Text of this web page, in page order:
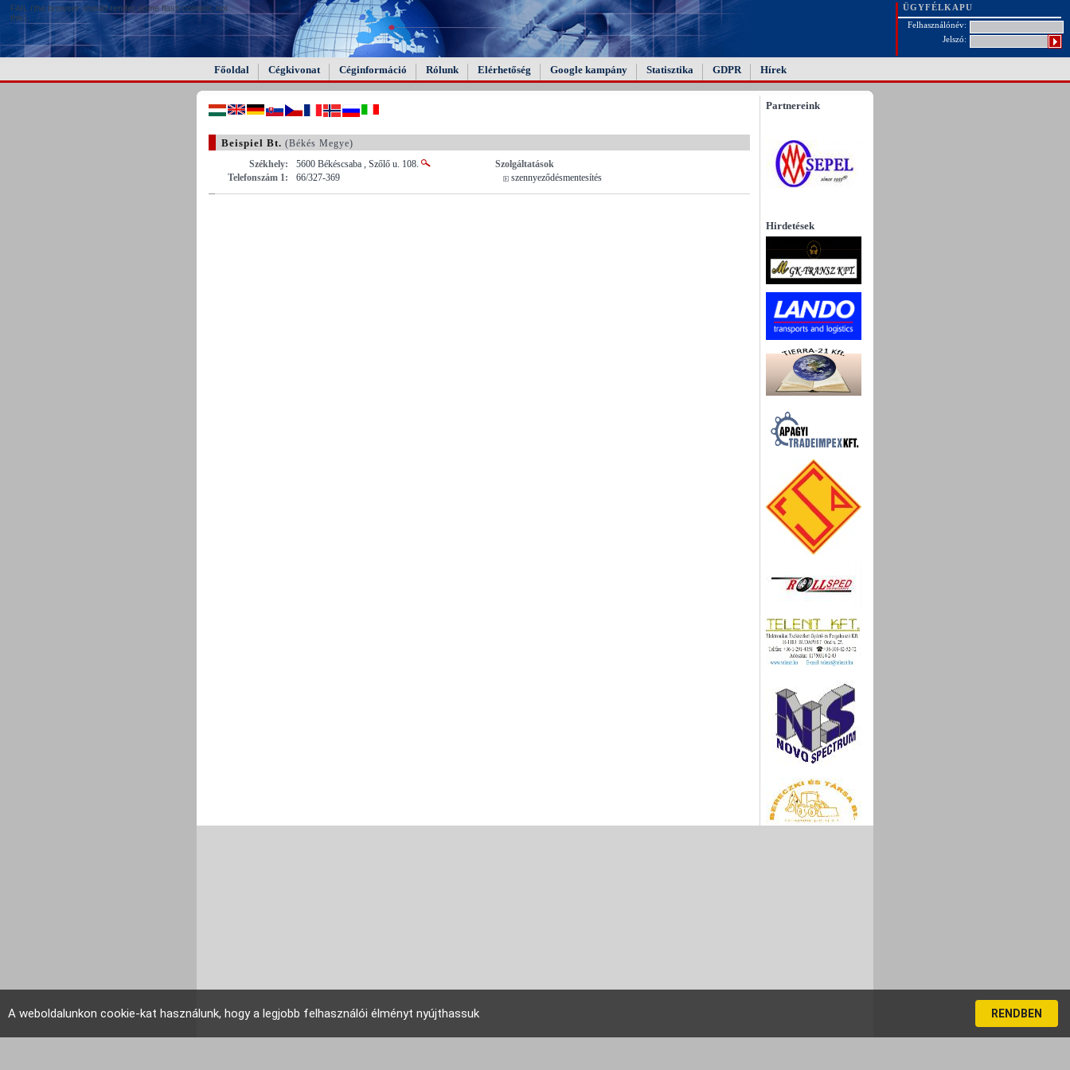
FAIL (the browser should render some flash content, not
this).
ÜGYFÉLKAPU
Felhasználónév:
Jelszó:
Főoldal Cégkivonat Céginformáció Rólunk Elérhetőség Google kampány Statisztika GDPR Hírek
Beispiel Bt. (Békés Megye)
Székhely:
5600 Békéscsaba , Szőlő u. 108.
Telefonszám 1:
66/327-369
Szolgáltatások
szennyeződésmentesítés
Partnereink
Hirdetések
A weboldalunkon cookie-kat használunk, hogy a legjobb felhasználói élményt nyújthassuk RENDBEN